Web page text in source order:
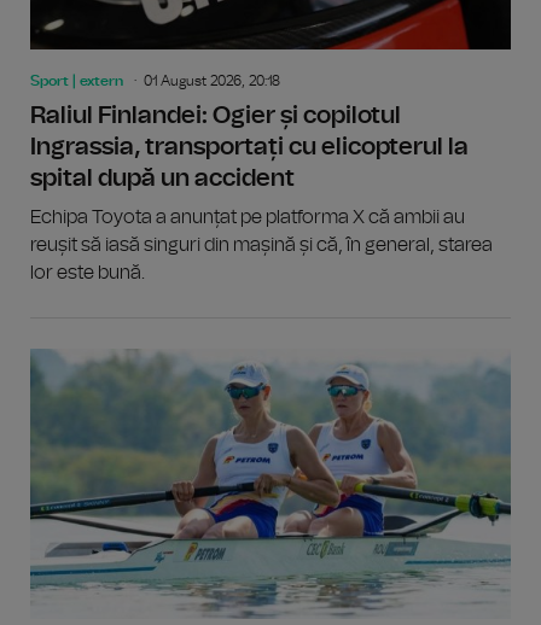
Sport | extern 01 August 2026, 20:18
Raliul Finlandei: Ogier și copilotul
Ingrassia, transportați cu elicopterul la
spital după un accident
Echipa Toyota a anunțat pe platforma X că ambii au
reușit să iasă singuri din mașină și că, în general, starea
lor este bună.